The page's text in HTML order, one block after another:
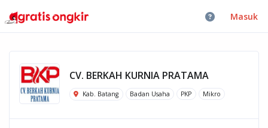
Masuk
CV. BERKAH KURNIA PRATAMA
Kab. Batang Badan Usaha PKP Mikro